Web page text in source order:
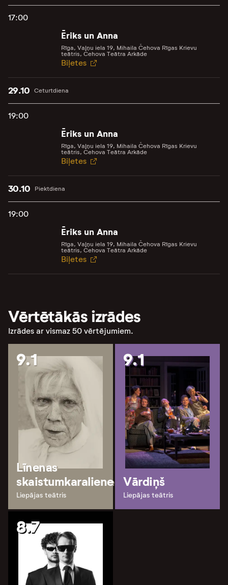
17:00
Ēriks un Anna
Rīga, Vaļņu iela 19, Mihaila Čehova Rīgas Krievu
teātris, Čehova Teātra Arkāde
Biļetes
Ceturtdiena
29.10
19:00
Ēriks un Anna
Rīga, Vaļņu iela 19, Mihaila Čehova Rīgas Krievu
teātris, Čehova Teātra Arkāde
Biļetes
Piektdiena
30.10
19:00
Ēriks un Anna
Rīga, Vaļņu iela 19, Mihaila Čehova Rīgas Krievu
teātris, Čehova Teātra Arkāde
Biļetes
Vērtētākās izrādes
Izrādes ar vismaz 50 vērtējumiem.
9.1
Līnenas
skaistumkaraliene
Liepājas teātris
9.1
Vārdiņš
Liepājas teātris
8.7